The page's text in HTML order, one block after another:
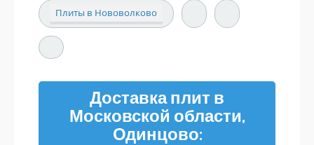
Плиты в Нововолково
Доставка плит в
Московской области,
Одинцово: